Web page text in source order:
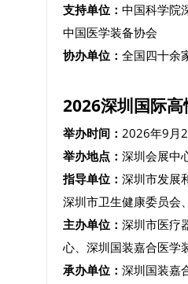
支持单位： 中国科学院
中国医学装备协会
协办单位： 全国四十余
2026深圳国际
举办时间： 2026年9月
举办地点： 深圳会展中
指导单位： 深圳市发展
深圳市卫生健康委员会
主办单位： 深圳市医疗
心、深圳国装嘉合医学
承办单位： 深圳国装嘉